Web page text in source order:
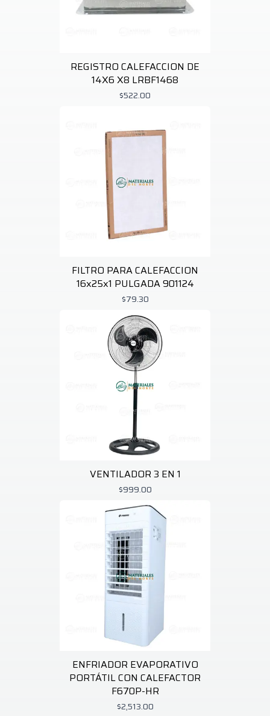
REGISTRO CALEFACCION DE
14X6 X8 LRBF1468
$522.00
FILTRO PARA CALEFACCION
16x25x1 PULGADA 901124
$79.30
VENTILADOR 3 EN 1
$999.00
ENFRIADOR EVAPORATIVO
PORTÁTIL CON CALEFACTOR
F670P-HR
$2,513.00